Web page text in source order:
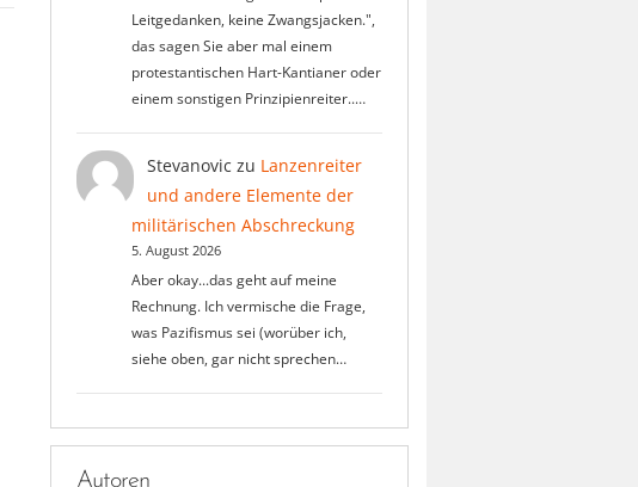
Leitgedanken, keine Zwangsjacken.",
das sagen Sie aber mal einem
protestantischen Hart-Kantianer oder
einem sonstigen Prinzipienreiter..…
Stevanovic zu Lanzenreiter
und andere Elemente der
militärischen Abschreckung
5. August 2026
Aber okay...das geht auf meine
Rechnung. Ich vermische die Frage,
was Pazifismus sei (worüber ich,
siehe oben, gar nicht sprechen…
Autoren